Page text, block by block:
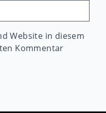
Website in diesem
Kommentar